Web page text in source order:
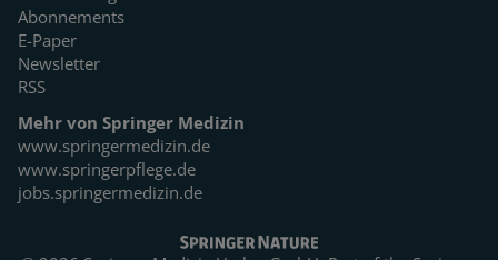
Abonnements
E-Paper
Newsletter
RSS
Mehr von Springer Medizin
www.springermedizin.de
www.springerpflege.de
jobs.springermedizin.de